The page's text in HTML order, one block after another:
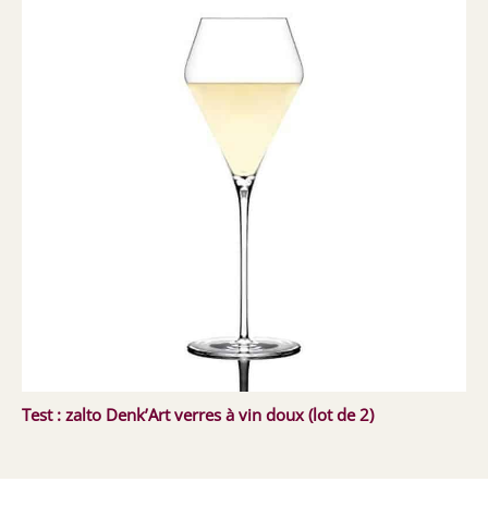
Test : zalto Denk’Art verres à vin doux (lot de 2)